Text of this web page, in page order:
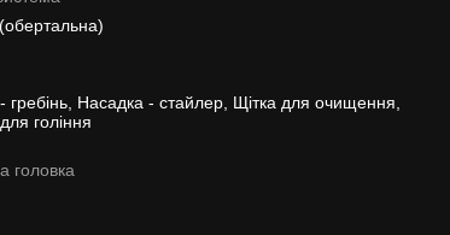
гребінь, Насадка - стайлер, Щітка для очищення,
гоління
головка